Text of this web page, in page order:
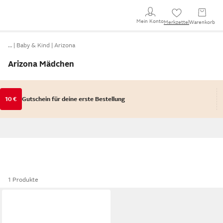
Mein KontoMerkzettel Warenkorb
… Baby & Kind Arizona
Arizona Mädchen
10 € Gutschein für deine erste Bestellung
1 Produkte